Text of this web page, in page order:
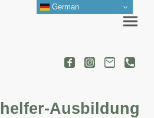
Ausbildung
German